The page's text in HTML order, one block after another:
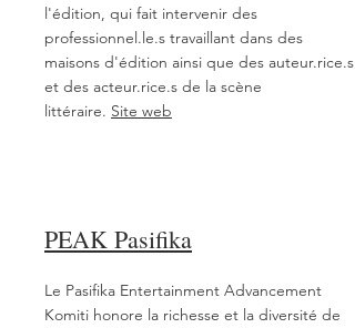
l'édition, qui fait intervenir des
professionnel.le.s travaillant dans des
maisons d'édition ainsi que des auteur.rice.s
et des acteur.rice.s de la scène
littéraire. Site web
PEAK Pasifika
Le Pasifika Entertainment Advancement
Komiti honore la richesse et la diversité de